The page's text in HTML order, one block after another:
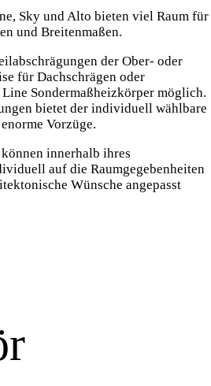
Sky und Alto bieten viel Raum für
und Breitenmaßen.
der Ober- oder
für Dachschrägen oder
Sondermaßheizkörper möglich.
bietet der individuell wählbare
Vorzüge.
innerhalb ihres
auf die Raumgegebenheiten
Wünsche angepasst